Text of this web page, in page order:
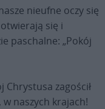
nieufne oczy się
się i
paschalne: „Pokój
Chrystusa zagościł
naszych krajach!